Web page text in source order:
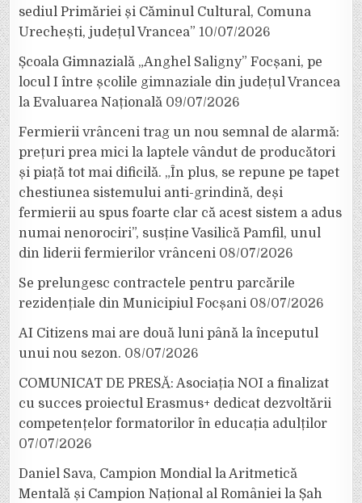
sediul Primăriei și Căminul Cultural, Comuna
Urechești, județul Vrancea” 10/07/2026
Școala Gimnazială „Anghel Saligny” Focșani, pe
locul I între școlile gimnaziale din județul Vrancea
la Evaluarea Națională 09/07/2026
Fermierii vrânceni trag un nou semnal de alarmă:
prețuri prea mici la laptele vândut de producători
și piață tot mai dificilă. „În plus, se repune pe tapet
chestiunea sistemului anti-grindină, deși
fermierii au spus foarte clar că acest sistem a adus
numai nenorociri”, susține Vasilică Pamfil, unul
din liderii fermierilor vrânceni 08/07/2026
Se prelungesc contractele pentru parcările
rezidențiale din Municipiul Focșani 08/07/2026
AI Citizens mai are două luni până la începutul
unui nou sezon. 08/07/2026
COMUNICAT DE PRESĂ: Asociația NOI a finalizat
cu succes proiectul Erasmus+ dedicat dezvoltării
competențelor formatorilor în educația adulților
07/07/2026
Daniel Sava, Campion Mondial la Aritmetică
Mentală și Campion Național al României la Șah